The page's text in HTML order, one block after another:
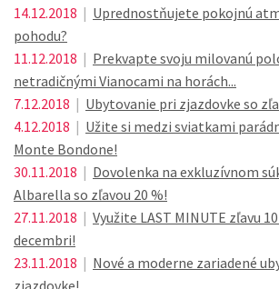
14.12.2018 | Uprednostňujete pokojnú
pohodu?
11.12.2018 | Prekvapte svoju milovanú
netradičnými Vianocami na horách...
7.12.2018 | Ubytovanie pri zjazdovke so
4.12.2018 | Užite si medzi sviatkami
Monte Bondone!
30.11.2018 | Dovolenka na exkluzívnom
Albarella so zľavou 20 %!
27.11.2018 | Využite LAST MINUTE zľavu
decembri!
23.11.2018 | Nové a moderne zariadené
zjazdovke!